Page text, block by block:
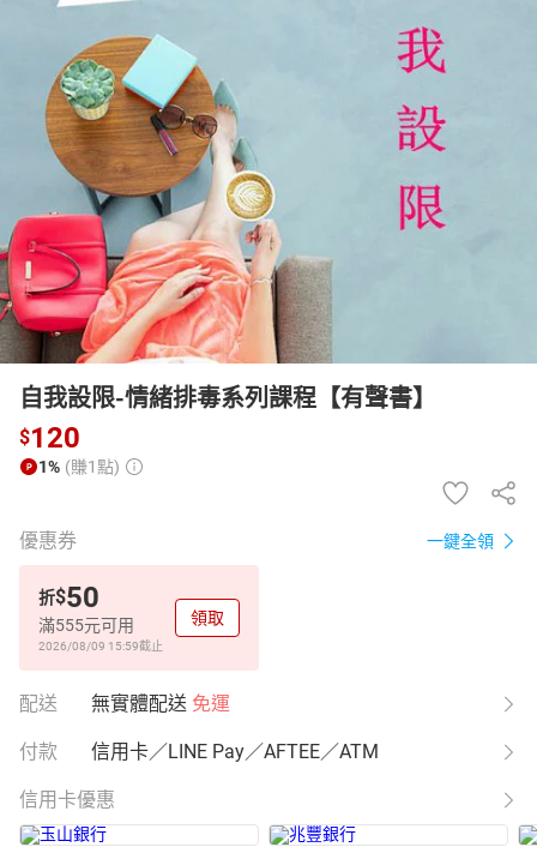
女裝 男裝 情趣用品
日本購物 電子/紙本書
HOT
自我設限-情緒排毒系列課程【有聲書】
$120
1% (賺1點)
優惠券 一鍵全領
折$50
滿555元可用
2026/08/09 15:59截止
領取
配送 無實體配送 免運
付款 信用卡／LINE Pay／AFTEE／ATM
信用卡優惠